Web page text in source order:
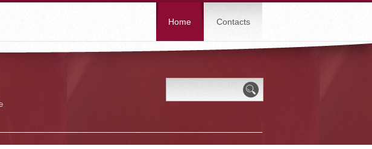
Home Contacts